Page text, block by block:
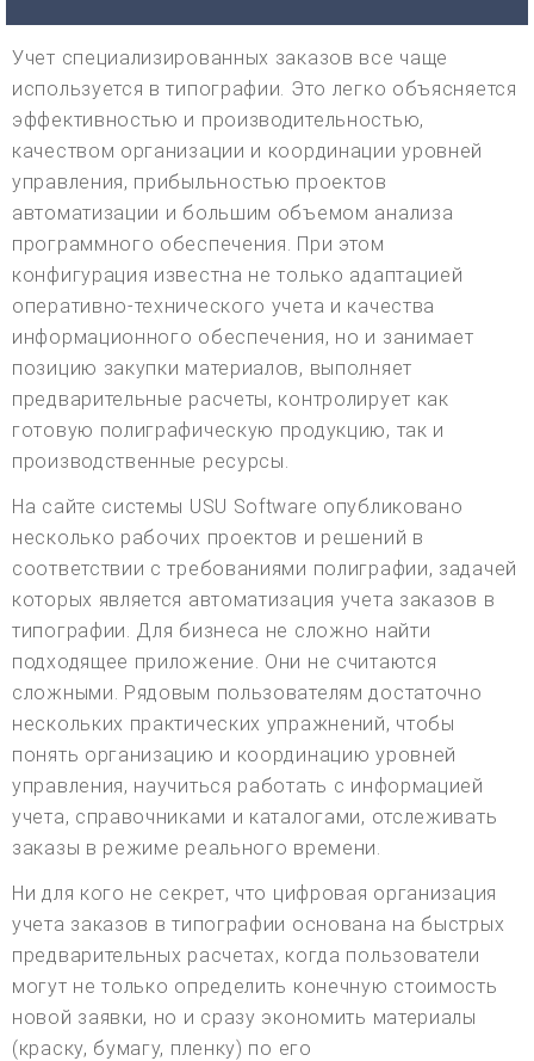
Учет специализированных заказов все чаще
используется в типографии. Это легко объясняется
эффективностью и производительностью,
качеством организации и координации уровней
управления, прибыльностью проектов
автоматизации и большим объемом анализа
программного обеспечения. При этом
конфигурация известна не только адаптацией
оперативно-технического учета и качества
информационного обеспечения, но и занимает
позицию закупки материалов, выполняет
предварительные расчеты, контролирует как
готовую полиграфическую продукцию, так и
производственные ресурсы.
На сайте системы USU Software опубликовано
несколько рабочих проектов и решений в
соответствии с требованиями полиграфии, задачей
которых является автоматизация учета заказов в
типографии. Для бизнеса не сложно найти
подходящее приложение. Они не считаются
сложными. Рядовым пользователям достаточно
нескольких практических упражнений, чтобы
понять организацию и координацию уровней
управления, научиться работать с информацией
учета, справочниками и каталогами, отслеживать
заказы в режиме реального времени.
Ни для кого не секрет, что цифровая организация
учета заказов в типографии основана на быстрых
предварительных расчетах, когда пользователи
могут не только определить конечную стоимость
новой заявки, но и сразу экономить материалы
(краску, бумагу, пленку) по его